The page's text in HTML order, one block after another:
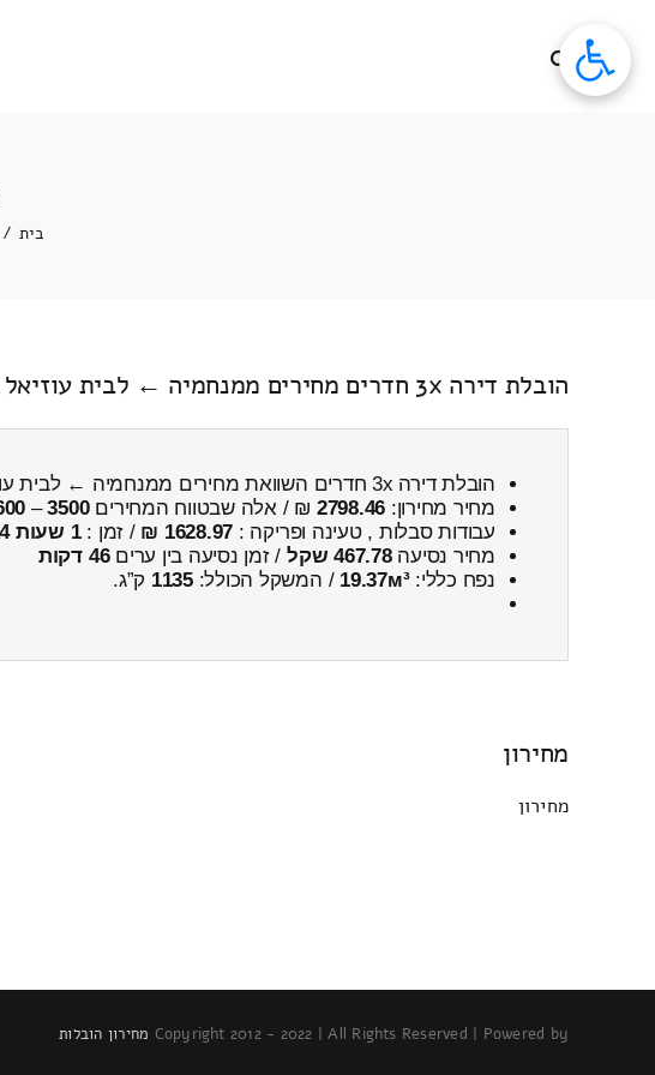
בית /
הובלת דירה 3x חדרים מחירים ממנחמיה ← לבית עוזיאל כולל פירוק והרכבה
הובלת דירה 3x חדרים השוואת מחירים ממנחמיה ← לבית עוזיאל
מחיר מחירון: 2798.46 ₪ / אלה שבטווח המחירים3500
–
עבודות סבלות , טעינה ופריקה : 1628.97 ₪ / זמן :1 שעות 14 דקות
מחיר נסיעה467.78 שקל / זמן נסיעה בין ערים46 דקות
נפח כללי:19.37м³ / המשקל הכולל:1135 ק”ג.
מחירון
מחירון
Copyright 2012 - 2022 | All Rights Reserved | Powered by מחירון הובלות